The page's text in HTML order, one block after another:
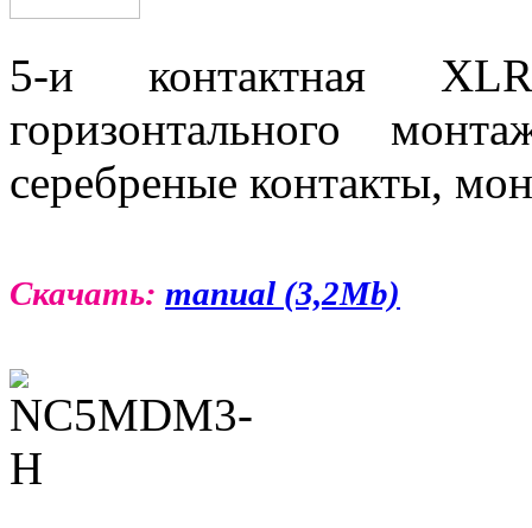
5-и контактная
горизонтального
серебреные контакты,
Скачать: manual (3,2Mb)